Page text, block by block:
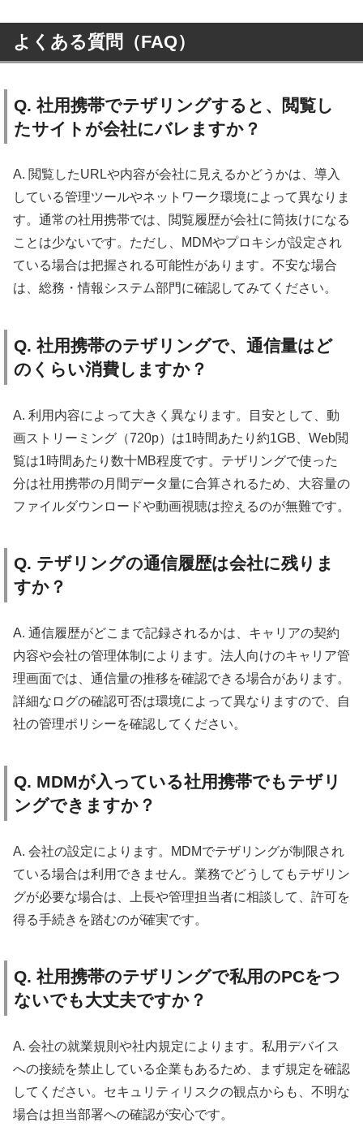
よくある質問（FAQ）
Q. 社用携帯でテザリングすると、閲覧し
たサイトが会社にバレますか？
A. 閲覧したURLや内容が会社に見えるかどうかは、導入
している管理ツールやネットワーク環境によって異なりま
す。通常の社用携帯では、閲覧履歴が会社に筒抜けになる
ことは少ないです。ただし、MDMやプロキシが設定され
ている場合は把握される可能性があります。不安な場合
は、総務・情報システム部門に確認してみてください。
Q. 社用携帯のテザリングで、通信量はど
のくらい消費しますか？
A. 利用内容によって大きく異なります。目安として、動
画ストリーミング（720p）は1時間あたり約1GB、Web閲
覧は1時間あたり数十MB程度です。テザリングで使った
分は社用携帯の月間データ量に合算されるため、大容量の
ファイルダウンロードや動画視聴は控えるのが無難です。
Q. テザリングの通信履歴は会社に残りま
すか？
A. 通信履歴がどこまで記録されるかは、キャリアの契約
内容や会社の管理体制によります。法人向けのキャリア管
理画面では、通信量の推移を確認できる場合があります。
詳細なログの確認可否は環境によって異なりますので、自
社の管理ポリシーを確認してください。
Q. MDMが入っている社用携帯でもテザリ
ングできますか？
A. 会社の設定によります。MDMでテザリングが制限され
ている場合は利用できません。業務でどうしてもテザリン
グが必要な場合は、上長や管理担当者に相談して、許可を
得る手続きを踏むのが確実です。
Q. 社用携帯のテザリングで私用のPCをつ
ないでも大丈夫ですか？
A. 会社の就業規則や社内規定によります。私用デバイス
への接続を禁止している企業もあるため、まず規定を確認
してください。セキュリティリスクの観点からも、不明な
場合は担当部署への確認が安心です。